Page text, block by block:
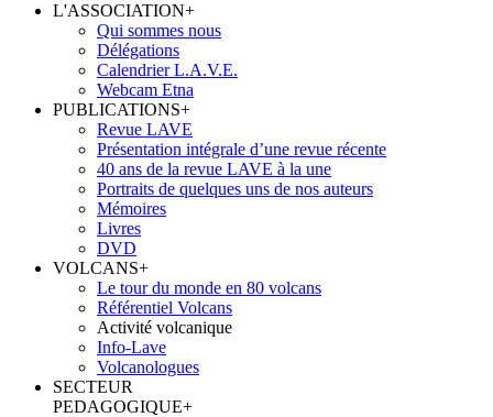
L'ASSOCIATION+
Qui sommes nous
Délégations
Calendrier L.A.V.E.
Webcam Etna
PUBLICATIONS+
Revue LAVE
Présentation intégrale d’une revue récente
40 ans de la revue LAVE à la une
Portraits de quelques uns de nos auteurs
Mémoires
Livres
DVD
VOLCANS+
Le tour du monde en 80 volcans
Référentiel Volcans
Activité volcanique
Info-Lave
Volcanologues
SECTEUR
PEDAGOGIQUE+